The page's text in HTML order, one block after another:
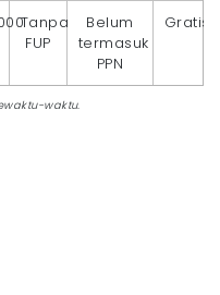
Tanpa
FUP
Belum
termasuk
PPN
Gratis
waktu.